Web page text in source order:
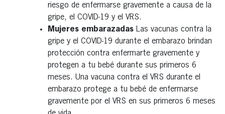
riesgo de enfermarse gravemente a causa de la
gripe, el COVID-19 y el VRS.
Mujeres embarazadas Las vacunas contra la
gripe y el COVID-19 durante el embarazo brindan
protección contra enfermarte gravemente y
protegen a tu bebé durante sus primeros 6
meses. Una vacuna contra el VRS durante el
embarazo protege a tu bebé de enfermarse
gravemente por el VRS en sus primeros 6 meses